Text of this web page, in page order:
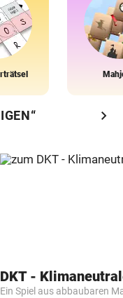
chevron_right
Ein Spiel aus abbaubaren